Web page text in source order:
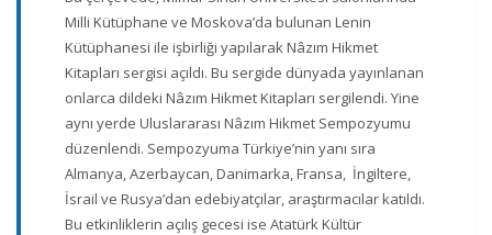
Milli Kütüphane ve Moskova’da bulunan Lenin
Kütüphanesi ile işbirliği yapılarak Nâzım Hikmet
Kitapları sergisi açıldı. Bu sergide dünyada yayınlanan
onlarca dildeki Nâzım Hikmet Kitapları sergilendi. Yine
aynı yerde Uluslararası Nâzım Hikmet Sempozyumu
düzenlendi. Sempozyuma Türkiye’nin yanı sıra
Almanya, Azerbaycan, Danimarka, Fransa, İngiltere,
İsrail ve Rusya’dan edebiyatçılar, araştırmacılar katıldı.
Bu etkinliklerin açılış gecesi ise Atatürk Kültür